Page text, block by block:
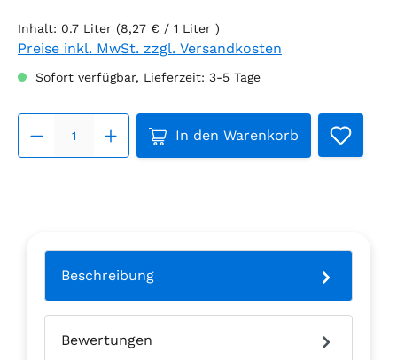
Inhalt: 0.7 Liter (8,27 € / 1 Liter )
Preise inkl. MwSt. zzgl. Versandkosten
Sofort verfügbar, Lieferzeit: 3-5 Tage
Produkt Anzahl: Gib den
In den Warenkorb
Beschreibung
Bewertungen